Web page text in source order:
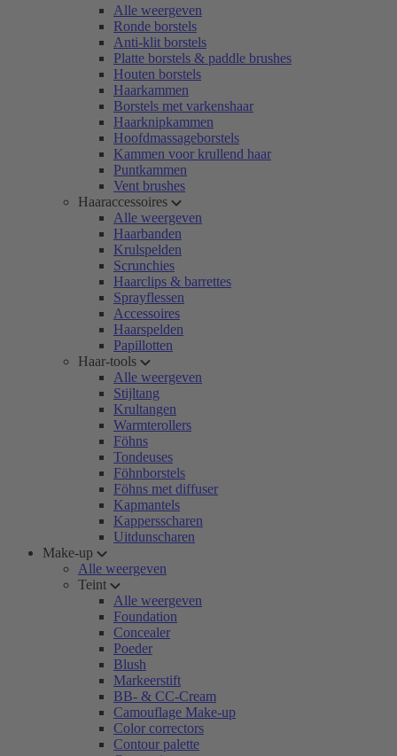
Alle weergeven
Ronde borstels
Anti-klit borstels
Platte borstels & paddle brushes
Houten borstels
Haarkammen
Borstels met varkenshaar
Haarknipkammen
Hoofdmassageborstels
Kammen voor krullend haar
Puntkammen
Vent brushes
Haaraccessoires
Alle weergeven
Haarbanden
Krulspelden
Scrunchies
Haarclips & barrettes
Sprayflessen
Accessoires
Haarspelden
Papillotten
Haar-tools
Alle weergeven
Stijltang
Krultangen
Warmterollers
Föhns
Tondeuses
Föhnborstels
Föhns met diffuser
Kapmantels
Kappersscharen
Uitdunscharen
Make-up
Alle weergeven
Teint
Alle weergeven
Foundation
Concealer
Poeder
Blush
Markeerstift
BB- & CC-Cream
Camouflage Make-up
Color correctors
Contour palette